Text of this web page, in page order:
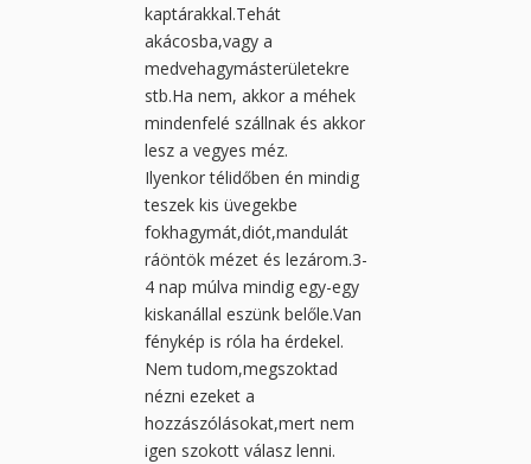
kaptárakkal.Tehát
akácosba,vagy a
medvehagymásterületekre
stb.Ha nem, akkor a méhek
mindenfelé szállnak és akkor
lesz a vegyes méz.
Ilyenkor télidőben én mindig
teszek kis üvegekbe
fokhagymát,diót,mandulát
ráöntök mézet és lezárom.3-
4 nap múlva mindig egy-egy
kiskanállal eszünk belőle.Van
fénykép is róla ha érdekel.
Nem tudom,megszoktad
nézni ezeket a
hozzászólásokat,mert nem
igen szokott válasz lenni.